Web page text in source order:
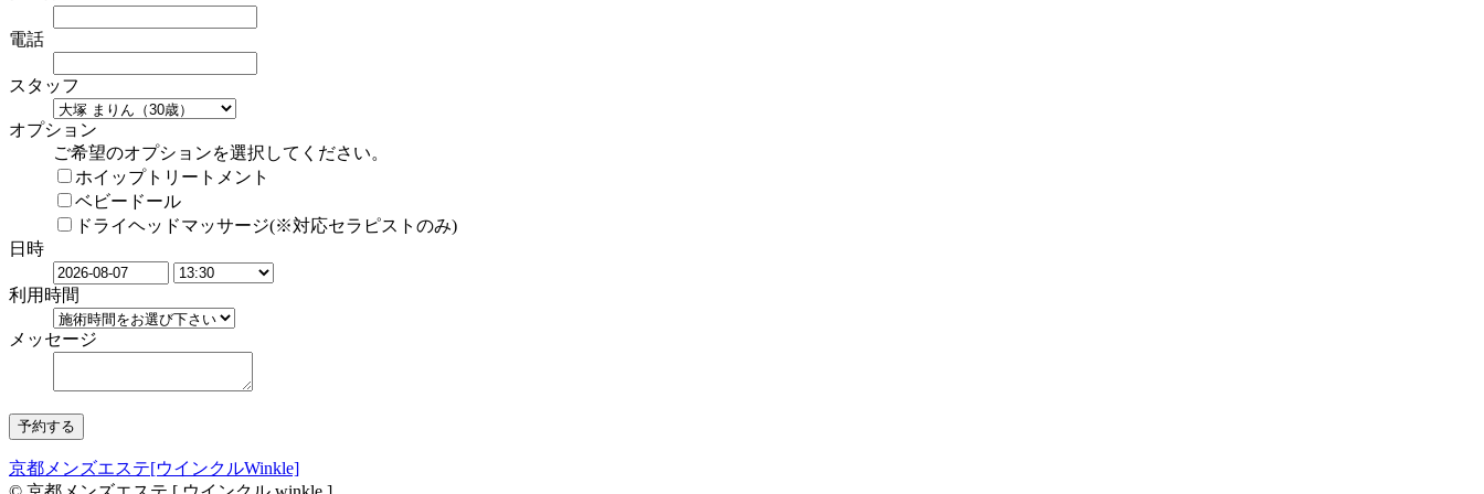
電話
スタッフ
オプション
ご希望のオプションを選択してください。
ホイップトリートメント
ベビードール
ドライヘッドマッサージ(※対応セラピストのみ)
日時
利用時間
メッセージ
京都メンズエステ[ウインクルWinkle]